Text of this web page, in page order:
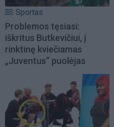
Sportas
Problemos tęsiasi:
iškritus Butkevičiui, į
rinktinę kviečiamas
„Juventus“ puolėjas